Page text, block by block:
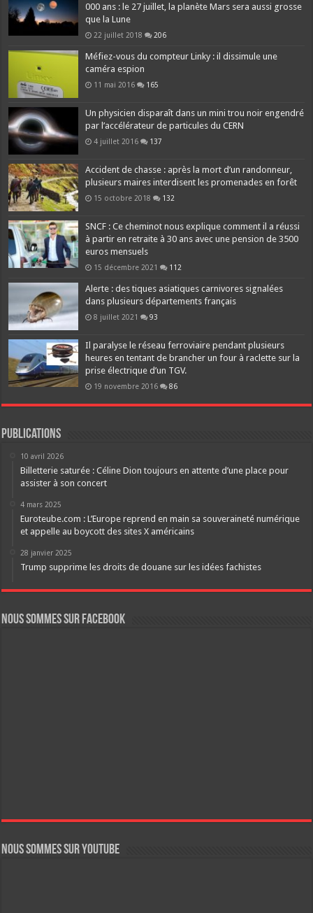
000 ans : le 27 juillet, la planète Mars sera aussi grosse
que la Lune
22 juillet 2018 206
Méfiez-vous du compteur Linky : il dissimule une
caméra espion
11 mai 2016 165
Un physicien disparaît dans un mini trou noir engendré
par l’accélérateur de particules du CERN
4 juillet 2016 137
Accident de chasse : après la mort d’un randonneur,
plusieurs maires interdisent les promenades en forêt
15 octobre 2018 132
SNCF : Ce cheminot nous explique comment il a réussi
à partir en retraite à 30 ans avec une pension de 3500
euros mensuels
15 décembre 2021 112
Alerte : des tiques asiatiques carnivores signalées
dans plusieurs départements français
8 juillet 2021 93
Il paralyse le réseau ferroviaire pendant plusieurs
heures en tentant de brancher un four à raclette sur la
prise électrique d’un TGV.
19 novembre 2016 86
Publications
10 avril 2026
Billetterie saturée : Céline Dion toujours en attente d’une place pour
assister à son concert
4 mars 2025
Euroteube.com : L’Europe reprend en main sa souveraineté numérique
et appelle au boycott des sites X américains
28 janvier 2025
Trump supprime les droits de douane sur les idées fachistes
Nous sommes sur FaceBook
Nous sommes sur YouTube